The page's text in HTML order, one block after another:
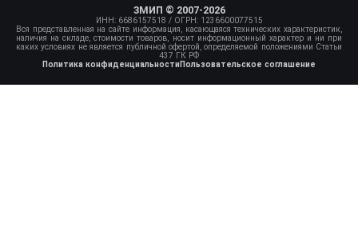
ЗМИП © 2007-2026
ИНН: 6686157518 / ОГРН: 1236600077515
Вся представленная на сайте информация, касающаяся технических характеристик,
наличия на складе, стоимости товаров, носит информационный характер и ни при
каких условиях не является публичной офертой, определяемой положениями Статьи
437 ГК РФ
Политика конфиденциальности Пользовательское соглашение